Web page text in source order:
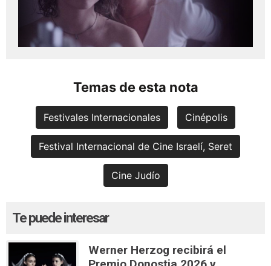
Temas de esta nota
Festivales Internacionales Cinépolis
Festival Internacional de Cine Israelí, Seret
Cine Judío
Te puede interesar
Werner Herzog recibirá el